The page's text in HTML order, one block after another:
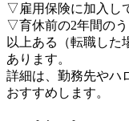
▽雇用保険に加入し
▽育休前の2年間のう
以上ある（転職し
あります。
詳細は、勤務先やハ
おすすめします。